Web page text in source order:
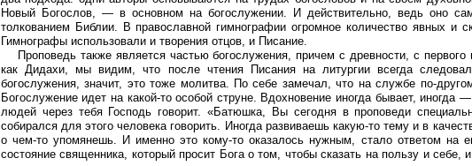
Новый Богослов, — в основном на богослужении. И действительно, ведь оно
толкованием Библии. В православной гимнографии огромное количество явных и
Гимнографы использовали и творения отцов, и Писание.
Проповедь также является частью богослужения, причем с древности, с первого
как Дидахи, мы видим, что после чтения Писания на литургии всегда
богослужения, значит, это тоже молитва. По себе замечал, что на службе по-
Богослужение идет на какой-то особой струне. Вдохновение иногда бывает, иногда
людей через тебя Господь говорит. «Батюшка, Вы сегодня в проповеди
собирался для этого человека говорить. Иногда развиваешь какую-то тему и в
о чем-то упомянешь. И именно это кому-то оказалось нужным, стало ответом на
состояние священника, который просит Бога о том, чтобы сказать на пользу и себе,